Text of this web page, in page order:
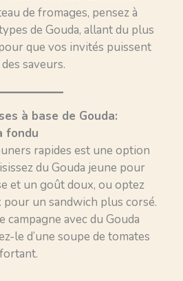
de fromages, pensez à
de Gouda, allant du plus
que vos invités puissent
saveurs.
à base de Gouda:
fondu
rapides est une option
du Gouda jeune pour
et un goût doux, ou optez
un sandwich plus corsé.
campagne avec du Gouda
le d’une soupe de tomates